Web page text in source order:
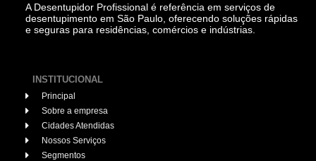
A Desentupidor Profissional é referência em serviços de
desentupimento em São Paulo, oferecendo soluções rápidas
e seguras para residências, comércios e indústrias.
INSTITUCIONAL
Principal
Sobre a empresa
Cidades Atendidas
Nossos Serviços
Segmentos